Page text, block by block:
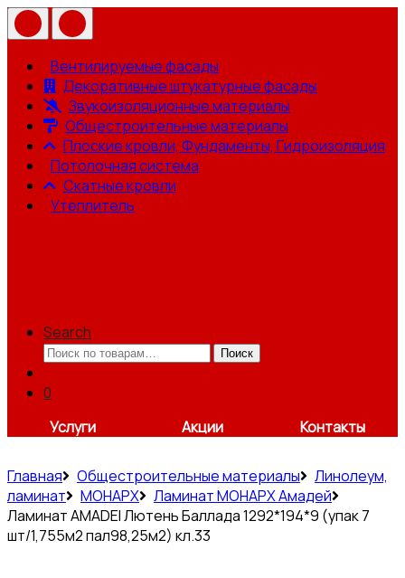
Вентилируемые фасады
Декоративные штукатурные фасады
Звукоизоляционные материалы
Общестроительные материалы
Плоские кровли, Фундаменты, Гидроизоляция
Потолочная система
Скатные кровли
Утеплитель
Search
Искать:
Поиск
0
Услуги
Акции Контакты
Главная Общестроительные материалы
Линолеум,
ламинат
МОНАРХ
Ламинат МОНАРХ Амадей
Ламинат AMADEI Лютень Баллада 1292*194*9 (упак 7
шт/1,755м2 пал98,25м2) кл.33